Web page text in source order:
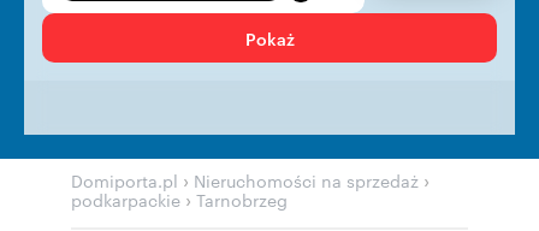
Pokaż
Domiporta.pl › Nieruchomości na sprzedaż ›
podkarpackie › Tarnobrzeg